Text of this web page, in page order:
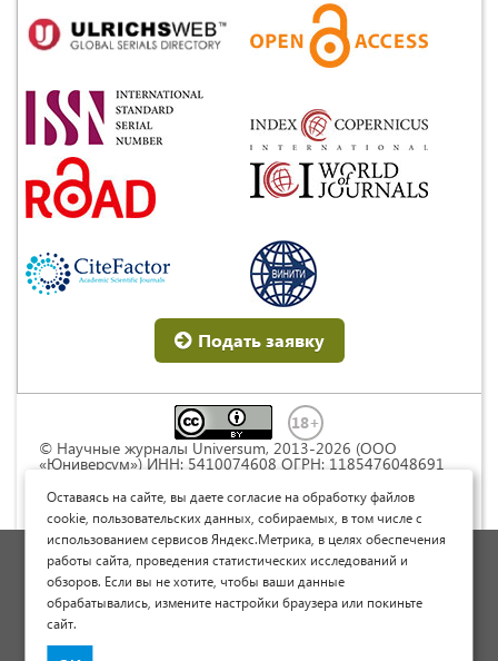
Подать заявку
© Научные журналы Universum, 2013-2026 (ООО
«Юниверсум») ИНН: 5410074608 ОГРН: 1185476048691
Commons « Attribution» («Атрибуция») 4.0
Непортированная
Политика обработки персональных данных
Договор оферты
Опубликовать научную статью
Оставаясь на сайте, вы даете согласие на обработку файлов
cookie, пользовательских данных, собираемых, в том числе с
использованием сервисов Яндекс.Метрика, в целях обеспечения
работы сайта, проведения статистических исследований и
обзоров. Если вы не хотите, чтобы ваши данные
обрабатывались, измените настройки браузера или покиньте
сайт.